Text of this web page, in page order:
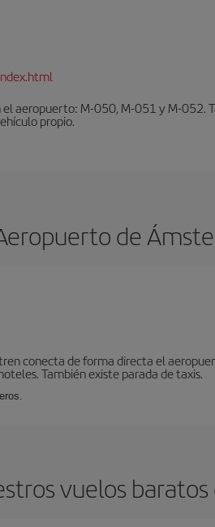
aeropuerto: M-050, M-051 y M-052.
propio.
de
conecta de forma directa el
También existe parada de taxis.
vuelos